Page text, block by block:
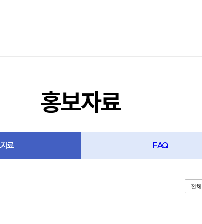
홍보자료
료 FAQ